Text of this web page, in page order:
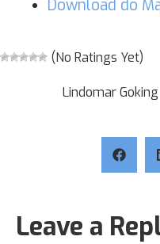
Download do
(No Ratings Yet)
Lindomar Goking
Leave a